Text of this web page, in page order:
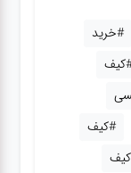
#خرید
#کیف